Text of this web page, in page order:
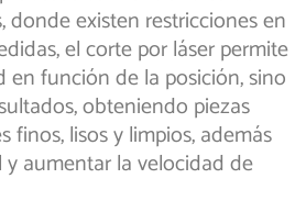
donde existen restricciones en
el corte por láser permite
en función de la posición, sino
obteniendo piezas
finos, lisos y limpios, además
aumentar la velocidad de